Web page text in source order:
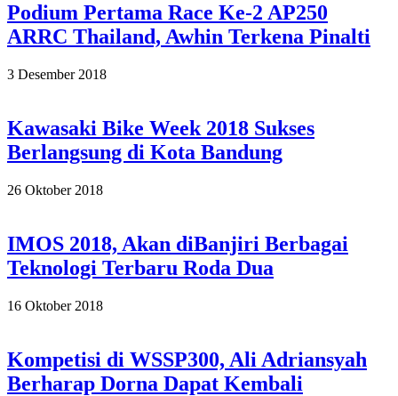
Podium Pertama Race Ke-2 AP250
ARRC Thailand, Awhin Terkena Pinalti
2018-
3 Desember 2018
Kawasaki Bike Week 2018 Sukses
Berlangsung di Kota Bandung
2018-
26 Oktober 2018
IMOS 2018, Akan diBanjiri Berbagai
Teknologi Terbaru Roda Dua
2018-
16 Oktober 2018
Kompetisi di WSSP300, Ali Adriansyah
Berharap Dorna Dapat Kembali